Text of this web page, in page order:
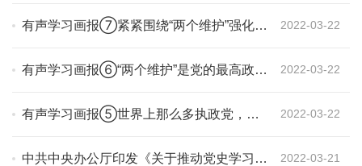
有声学习画报⑦紧紧围绕“两个维护”强化政
2022-03-22
有声学习画报⑥“两个维护”是党的最高政治
2022-03-22
有声学习画报⑤世界上那么多执政党，有
不懈反腐败
2022-03-22
中共中央办公厅印发《关于推动党史学习教
2022-03-21